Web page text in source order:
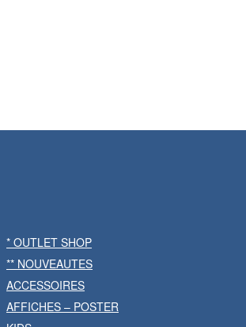
* OUTLET SHOP
** NOUVEAUTES
ACCESSOIRES
AFFICHES – POSTER